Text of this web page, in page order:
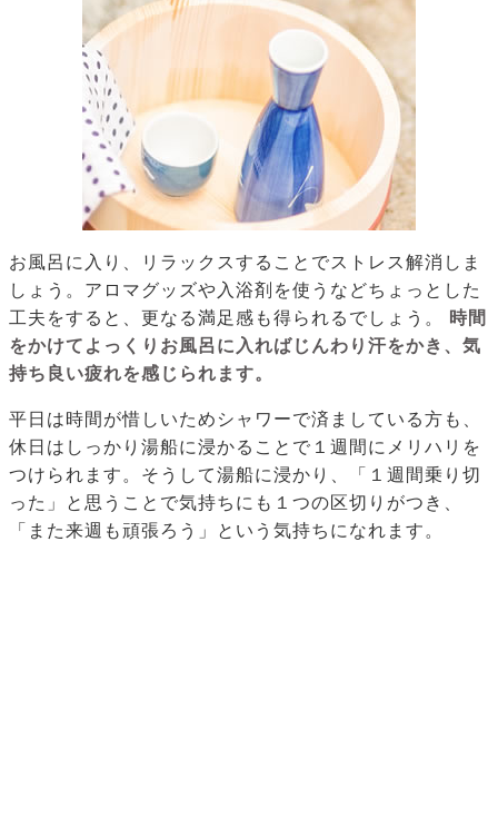
お風呂に入り、リラックスすることでストレス解消しま
しょう。アロマグッズや入浴剤を使うなどちょっとした
工夫をすると、更なる満足感も得られるでしょう。
時間
をかけてよっくりお風呂に入ればじんわり汗をかき、気
持ち良い疲れを感じられます。
平日は時間が惜しいためシャワーで済ましている方も、
休日はしっかり湯船に浸かることで１週間にメリハリを
つけられます。そうして湯船に浸かり、「１週間乗り切
った」と思うことで気持ちにも１つの区切りがつき、
「また来週も頑張ろう」という気持ちになれます。